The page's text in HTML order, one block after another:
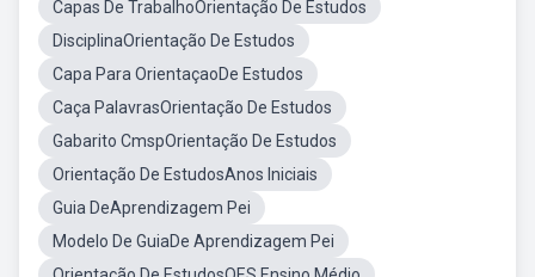
Capas De TrabalhoOrientação De Estudos
DisciplinaOrientação De Estudos
Capa Para OrientaçaoDe Estudos
Caça PalavrasOrientação De Estudos
Gabarito CmspOrientação De Estudos
Orientação De EstudosAnos Iniciais
Guia DeAprendizagem Pei
Modelo De GuiaDe Aprendizagem Pei